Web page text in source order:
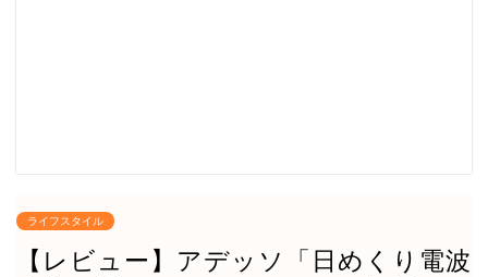
ライフスタイル
【レビュー】アデッソ「日めくり電波